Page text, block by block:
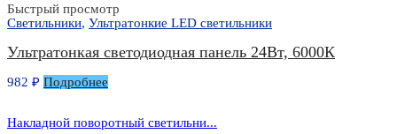
Быстрый просмотр
Светильники, Ультратонкие LED светильники
Ультратонкая светодиодная панель 24Вт, 6000К
982 ₽ Подробнее
Накладной поворотный светильни...